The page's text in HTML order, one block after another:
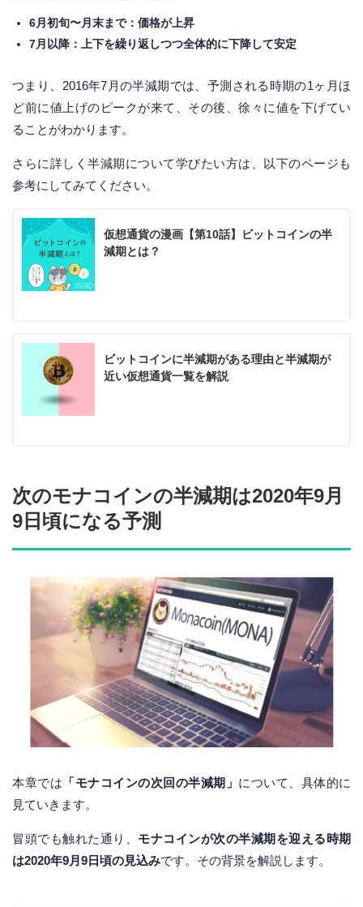
6月初旬〜月末まで：価格が上昇
7月以降：上下を繰り返しつつ全体的に下降して安定
つまり、2016年7月の半減期では、予測される時期の1ヶ月ほ
ど前に値上げのピークが来て、その後、徐々に値を下げてい
ることがわかります。
さらに詳しく半減期について学びたい方は、以下のページも
参考にしてみてください。
仮想通貨の漫画【第10話】ビットコインの半
減期とは？
ビットコインに半減期がある理由と半減期が
近い仮想通貨一覧を解説
次のモナコインの半減期は2020年9月
9日頃になる予測
本章では 「モナコインの次回の半減期」 について、具体的に
見ていきます。
冒頭でも触れた通り、 モナコインが次の半減期を迎える時期
は2020年9月9日頃の見込みです。その背景を解説します。